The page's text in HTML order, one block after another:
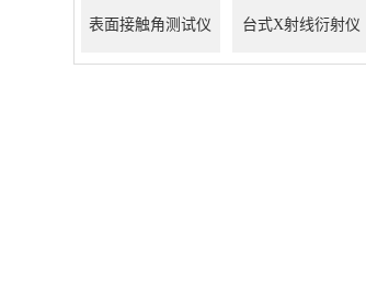
表面接触角测试仪 台式X射线衍射仪